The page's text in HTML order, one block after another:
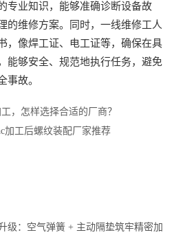
专业知识，能够准确诊断设备故
的维修方案。同时，一线维修工人
，像焊工证、电工证等，确保在具
能够安全、规范地执行任务，避免
事故。
，怎样选择合适的厂商？
加工后螺纹装配厂家推荐
级：空气弹簧 + 主动隔垫筑牢精密加